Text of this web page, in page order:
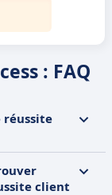
: FAQ
réussite
client